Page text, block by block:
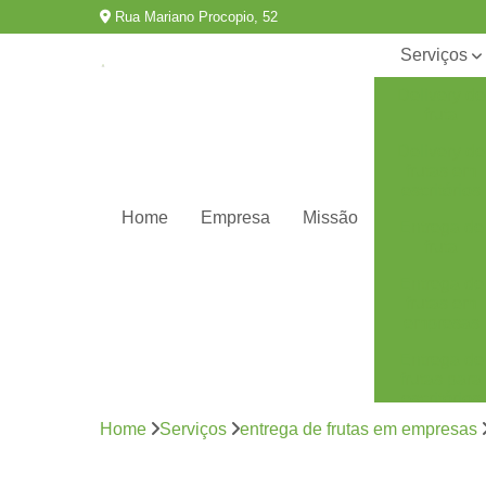
Rua Mariano Procopio, 52
Home Empresa Missão
Serviços
escritórios
Home Serviços entrega de frutas em empresas